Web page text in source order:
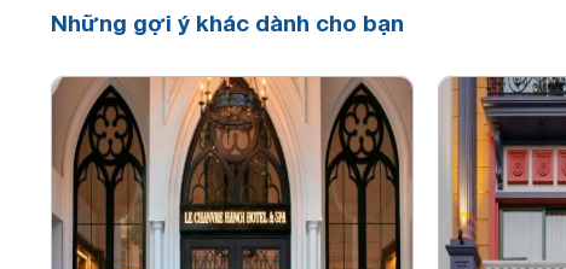
Những gợi ý khác dành cho bạn